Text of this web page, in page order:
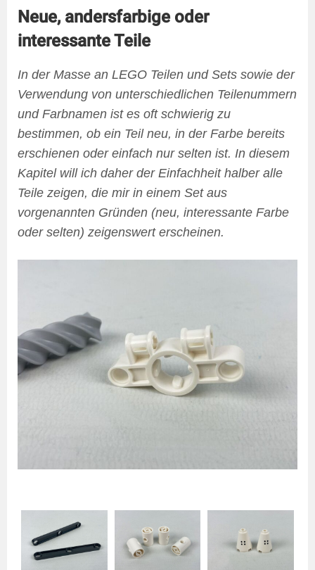
Neue, andersfarbige oder
interessante Teile
In der Masse an LEGO Teilen und Sets sowie der
Verwendung von unterschiedlichen Teilenummern
und Farbnamen ist es oft schwierig zu
bestimmen, ob ein Teil neu, in der Farbe bereits
erschienen oder einfach nur selten ist. In diesem
Kapitel will ich daher der Einfachheit halber alle
Teile zeigen, die mir in einem Set aus
vorgenannten Gründen (neu, interessante Farbe
oder selten) zeigenswert erscheinen.